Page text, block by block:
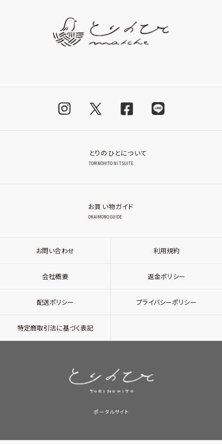
とりのひとについて
TORINOHITO NI TSUITE
お買い物ガイド
OKAIMONO GUIDE
お問い合わせ 利用規約
会社概要 返金ポリシー
配送ポリシー プライバシーポリシー
特定商取引法に基づく表記
ポータルサイト